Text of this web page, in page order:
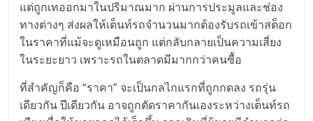
บริการ
พัฒนา
ระบบ
แต่ถูกเทออกมาในปริมาณมาก ผ่านการประมูลและช่อง
ทางต่างๆ ส่งผลให้เต็นท์รถจำนวนมากต้องรับรถเข้าสต็อก
ในราคาที่แม้จะดูเหมือนถูก แต่กลับกลายเป็นความเสี่ยง
ในระยะยาว เพราะรถในตลาดมีมากกว่าคนซื้อ
ที่สำคัญก็คือ “ราคา” จะเป็นกลไกแรกที่ถูกกดลง รถรุ่น
เดียวกัน ปีเดียวกัน อาจถูกตัดราคากันเองระหว่างเต็นท์รถ